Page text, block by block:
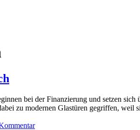
bei der Finanzierung und setzen
zu modernen Glastüren gegriffen, weil
zu